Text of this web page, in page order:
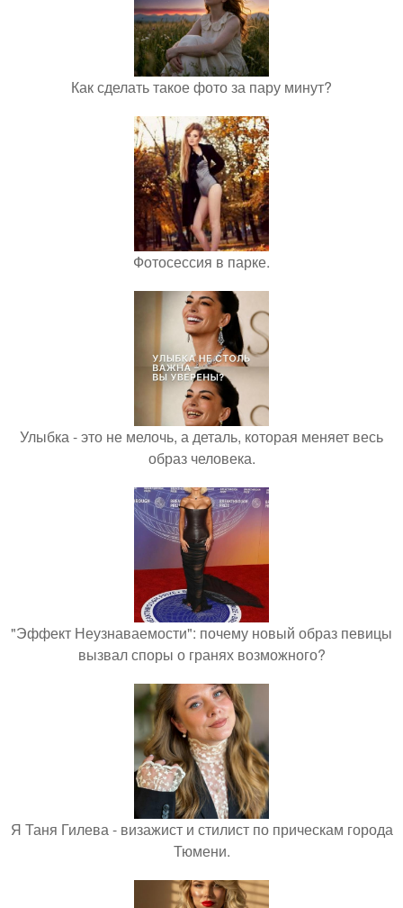
Как сделать такое фото за пару минут?
Фотосессия в парке.
Улыбка - это не мелочь, а деталь, которая меняет весь
образ человека.
"Эффект Неузнаваемости": почему новый образ певицы
вызвал споры о гранях возможного?
Я Таня Гилева - визажист и стилист по прическам города
Тюмени.